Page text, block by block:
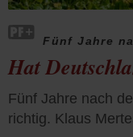
Fünf Jahre
Hat
Fünf Jahre nach
richtig. Klaus